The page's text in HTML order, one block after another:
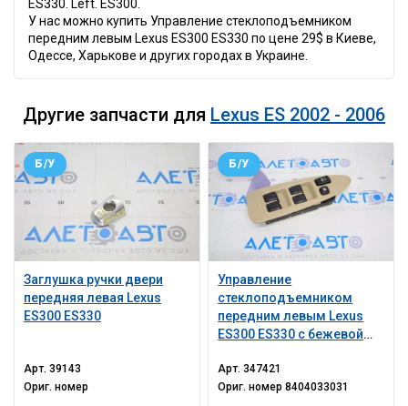
ES330. Left. ES300.
У нас можно купить Управление стеклоподъемником
передним левым Lexus ES300 ES330 по цене 29$ в Киеве,
Одессе, Харькове и других городах в Украине.
Другие запчасти для Lexus ES 2002 - 2006
Заглушка ручки двери
передняя левая Lexus
ES300 ES330
Б/У
Арт.39143
Ориг. номер
Управление
стеклоподъемником
передним левым Lexus
ES300 ES330 с бежевой
Б/У
Арт.347421
Ориг. номер8404033031